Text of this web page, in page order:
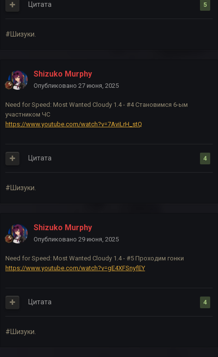
5
Цитата
#Шизуки.
Shizuko Murphy
Опубликовано 27 июня, 2025
Need for Speed: Most Wanted Cloudy 1.4 - #4 Становимся 6-ым
участником ЧC
https://www.youtube.com/watch?v=7AviLrH_stQ
4
Цитата
#Шизуки.
Shizuko Murphy
Опубликовано 29 июня, 2025
Need for Speed: Most Wanted Cloudy 1.4 - #5 Проходим гонки
https://www.youtube.com/watch?v=gE4XFSnyfEY
4
Цитата
#Шизуки.